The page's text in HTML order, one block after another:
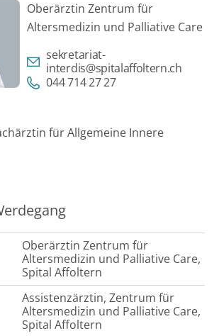
Oberärztin Zentrum für
Altersmedizin und Palliative Care
sekretariat-
interdis@spitalaffoltern.ch
044 714 27 27
für Allgemeine Innere
Oberärztin Zentrum für
Altersmedizin und Palliative Care,
Spital Affoltern
Assistenzärztin, Zentrum für
Altersmedizin und Palliative Care,
Spital Affoltern